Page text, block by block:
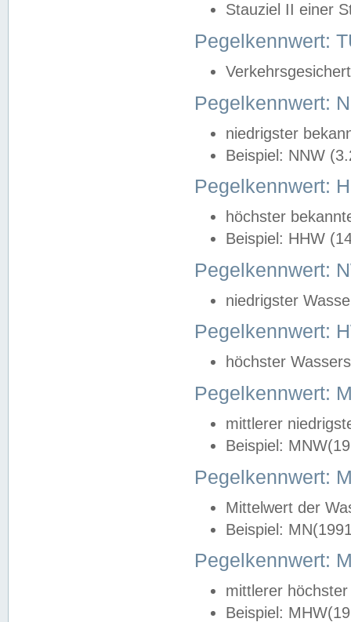
Stauziel II einer
Pegelkennwert:
Pegelkennwert:
niedrigster
Beispiel: NNW
Pegelkennwert:
höchster
Beispiel: HHW
Pegelkennwert:
niedrigster
Pegelkennwert:
höchster
Pegelkennwert:
mittlerer
Beispiel:
Pegelkennwert:
Mittelwert der
Beispiel:
Pegelkennwert:
mittlerer
Beispiel: